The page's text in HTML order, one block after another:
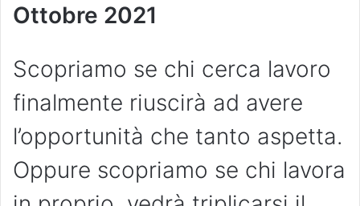
Ottobre 2021
Scopriamo se chi cerca lavoro
finalmente riuscirà ad avere
l’opportunità che tanto aspetta.
Oppure scopriamo se chi lavora